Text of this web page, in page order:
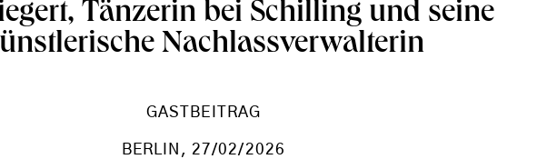
Tänzerin bei Schilling und seine
Nachlassverwalterin
GASTBEITRAG
BERLIN , 27/02/2026